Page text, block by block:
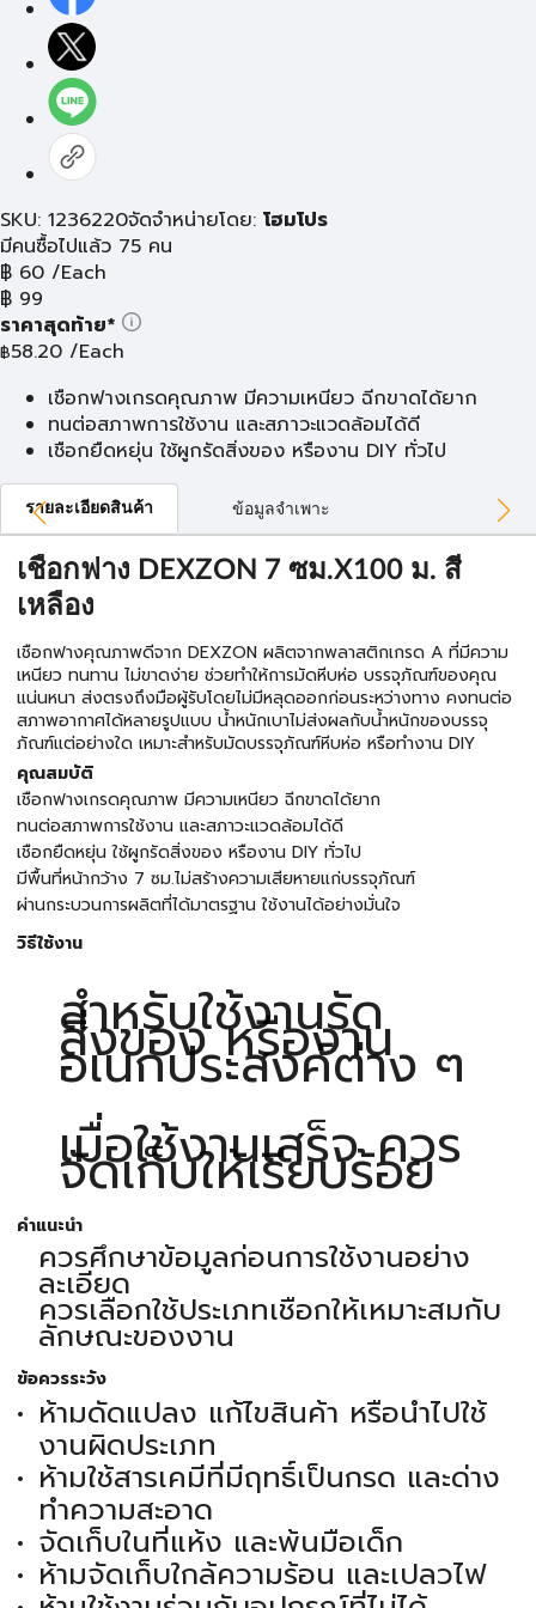
SKU: 1236220จัดจำหน่ายโดย: โฮมโปร
มีคนซื้อไปแล้ว 75 คน
฿ 60 /Each
฿ 99
ราคาสุดท้าย*
฿58.20 /Each
เชือกฟางเกรดคุณภาพ มีความเหนียว ฉีกขาดได้ยาก
ทนต่อสภาพการใช้งาน และสภาวะแวดล้อมได้ดี
เชือกยืดหยุ่น ใช้ผูกรัดสิ่งของ หรืองาน DIY ทั่วไป
รายละเอียดสินค้า ข้อมูลจำเพาะ
เชือกฟาง DEXZON 7 ซม.X100 ม. สี
เหลือง
เชือกฟางคุณภาพดีจาก DEXZON ผลิตจากพลาสติกเกรด A ที่มีความ
เหนียว ทนทาน ไม่ขาดง่าย ช่วยทำให้การมัดหีบห่อ บรรจุภัณฑ์ของคุณ
แน่นหนา ส่งตรงถึงมือผู้รับโดยไม่มีหลุดออกก่อนระหว่างทาง คงทนต่อ
สภาพอากาศได้หลายรูปแบบ น้ำหนักเบาไม่ส่งผลกับน้ำหนักของบรรจุ
ภัณฑ์แต่อย่างใด เหมาะสำหรับมัดบรรจุภัณฑ์หีบห่อ หรือทำงาน DIY
คุณสมบัติ
เชือกฟางเกรดคุณภาพ มีความเหนียว ฉีกขาดได้ยาก
ทนต่อสภาพการใช้งาน และสภาวะแวดล้อมได้ดี
เชือกยืดหยุ่น ใช้ผูกรัดสิ่งของ หรืองาน DIY ทั่วไป
มีพื้นที่หน้ากว้าง 7 ซม.ไม่สร้างความเสียหายแก่บรรจุภัณฑ์
ผ่านกระบวนการผลิตที่ได้มาตรฐาน ใช้งานได้อย่างมั่นใจ
วิธีใช้งาน
สำหรับใช้งานรัด
สิ่งของ หรืองาน
อเนกประสงค์ต่าง ๆ
เมื่อใช้งานเสร็จ ควร
จัดเก็บให้เรียบร้อย
คำแนะนำ
ควรศึกษาข้อมูลก่อนการใช้งานอย่าง
ละเอียด
ควรเลือกใช้ประเภทเชือกให้เหมาะสมกับ
ลักษณะของงาน
ข้อควรระวัง
ห้ามดัดแปลง แก้ไขสินค้า หรือนำไปใช้
งานผิดประเภท
ห้ามใช้สารเคมีที่มีฤทธิ์เป็นกรด และด่าง
ทำความสะอาด
จัดเก็บในที่แห้ง และพ้นมือเด็ก
ห้ามจัดเก็บใกล้ความร้อน และเปลวไฟ